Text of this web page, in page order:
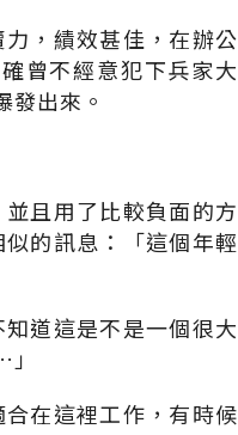
，績效甚佳，在辦公
曾不經意犯下兵家大
發出來。
且用了比較負面的方
的訊息：「這個年輕
道這是不是一個很大
在這裡工作，有時候